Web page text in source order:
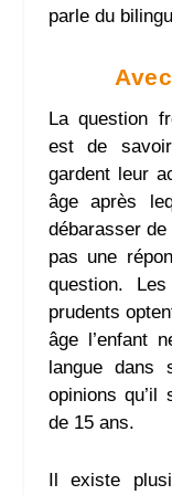
parle du
La question
est de
gardent leur
âge après
débarasser de
pas une
question.
prudents
âge l’enfant
langue dans
opinions qu’il
de 15 ans.
Il existe